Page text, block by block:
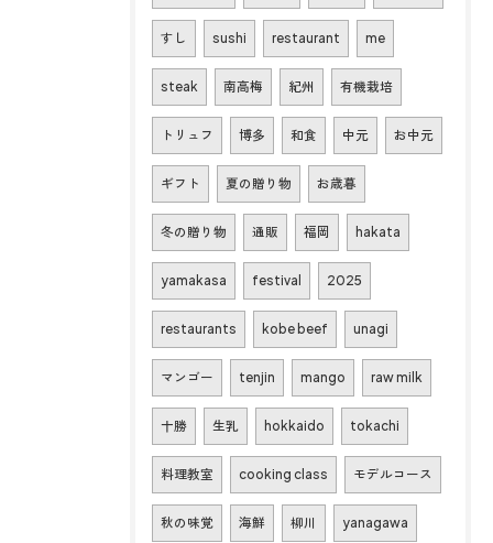
すし sushi restaurant me
steak 南高梅 紀州 有機栽培
トリュフ 博多 和食 中元 お中元
ギフト 夏の贈り物 お歳暮
冬の贈り物 通販 福岡 hakata
yamakasa festival 2025
restaurants kobe beef unagi
マンゴー tenjin mango raw milk
十勝 生乳 hokkaido tokachi
料理教室 cooking class モデルコース
秋の味覚 海鮮 柳川 yanagawa